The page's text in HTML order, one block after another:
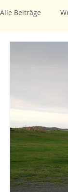
Alle Beiträge